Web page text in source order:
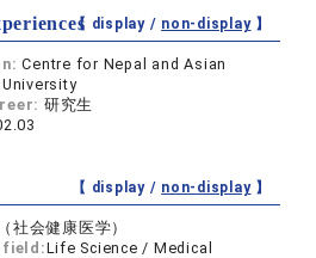
【 display / non-display】
Centre for Nepal and Asian
研究生
【 display / non-display】
社会健康医学）
field:Life Science / Medical